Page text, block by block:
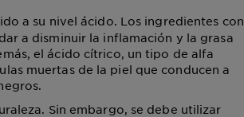
a su nivel ácido. Los ingredientes con
a disminuir la inflamación y la grasa
el ácido cítrico, un tipo de alfa
muertas de la piel que conducen a
Sin embargo, se debe utilizar